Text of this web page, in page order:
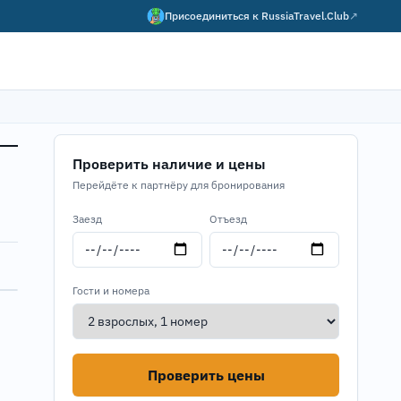
Присоединиться к RussiaTravel.Club↗
Проверить наличие и цены
Перейдёте к партнёру для бронирования
Заезд Отъезд
Гости и номера
Проверить цены